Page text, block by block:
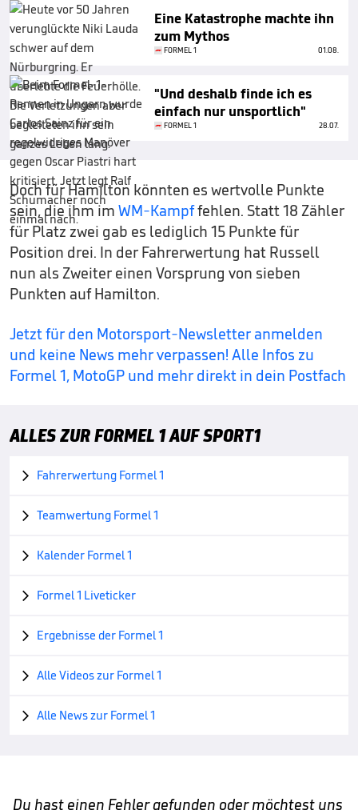
Eine Katastrophe machte ihn
zum Mythos
FORMEL 1 01.08.
"Und deshalb finde ich es
einfach nur unsportlich"
FORMEL 1 28.07.
Doch für Hamilton könnten es wertvolle Punkte
sein, die ihm im WM-Kampffehlen. Statt 18 Zähler
für Platz zwei gab es lediglich 15 Punkte für
Position drei. In der Fahrerwertung hat Russell
nun als Zweiter einen Vorsprung von sieben
Punkten auf Hamilton.
Jetzt für den Motorsport-Newsletter anmelden
und keine News mehr verpassen! Alle Infos zu
Formel 1, MotoGP und mehr direkt in dein Postfach
ALLES ZUR FORMEL 1 AUF SPORT1
 Fahrerwertung Formel 1
 Teamwertung Formel 1
 Kalender Formel 1
 Formel 1 Liveticker
 Ergebnisse der Formel 1
 Alle Videos zur Formel 1
 Alle News zur Formel 1
Du hast einen Fehler gefunden oder möchtest uns